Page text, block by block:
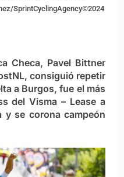
SprintCyclingAgency©2024
Checa, Pavel Bittner
consiguió repetir
a Burgos, fue el más
del Visma – Lease a
y se corona campeón